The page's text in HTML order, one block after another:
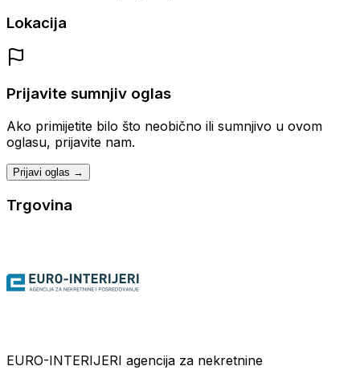
Lokacija
Prijavite sumnjiv oglas
Ako primijetite bilo što neobično ili sumnjivo u ovom
oglasu, prijavite nam.
Prijavi oglas →
Trgovina
EURO-INTERIJERI agencija za nekretnine